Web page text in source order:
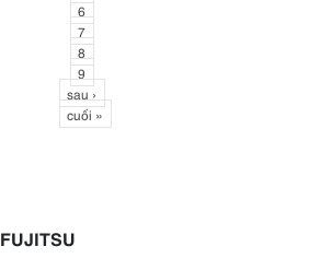
6
7
8
9
sau ›
cuối »
FUJITSU